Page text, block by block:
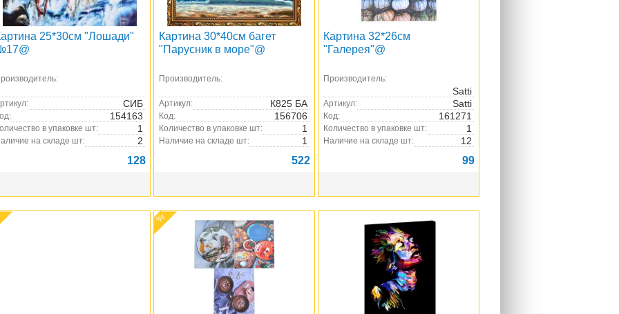
25*30см "Лошади"
СИБ
154163
в упаковке шт: 1
на складе шт: 2
128
Картина 30*40см багет
"Парусник в море"@
Производитель:
Артикул: К825 БА
Код: 156706
Количество в упаковке шт: 1
Наличие на складе шт: 1
522
Картина 32*26см
"Галерея"@
Производитель:
Satti
Артикул: Satti
Код: 161271
Количество в упаковке шт: 1
Наличие на складе шт: 12
99
%